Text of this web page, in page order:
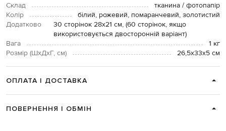
Склад
тканина / фотопапір
Колір
білий, рожевий, помаранчевий, золотистий
Додатково
30 сторінок 28x21 см, (60 сторінок, якщо
використовується двосторонній варіант)
Вага
1 кг
Розмір (ШхДхГ, см)
26,5х33х5 см
ОПЛАТА І ДОСТАВКА
ПОВЕРНЕННЯ І ОБМІН